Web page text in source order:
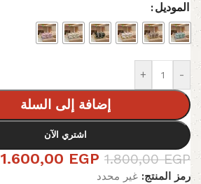
الموديل
-
+
إضافة إلى السلة
اشتري الآن
1.800,00EGP
1.600,00 EGP
رمز المنتج: غير محدد